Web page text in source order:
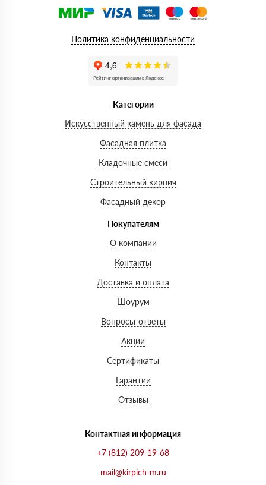
Политика конфиденциальности
Категории
Искусственный камень для фасада
Фасадная плитка
Кладочные смеси
Строительный кирпич
Фасадный декор
Покупателям
О компании
Контакты
Доставка и оплата
Шоурум
Вопросы-ответы
Акции
Сертификаты
Гарантии
Отзывы
Контактная информация
+7 (812) 209-19-68
mail@kirpich-m.ru